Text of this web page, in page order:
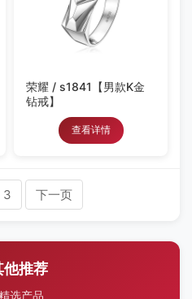
荣耀 / s1841【男款K金
钻戒】
查看详情
3 下一页
他推荐
选产品